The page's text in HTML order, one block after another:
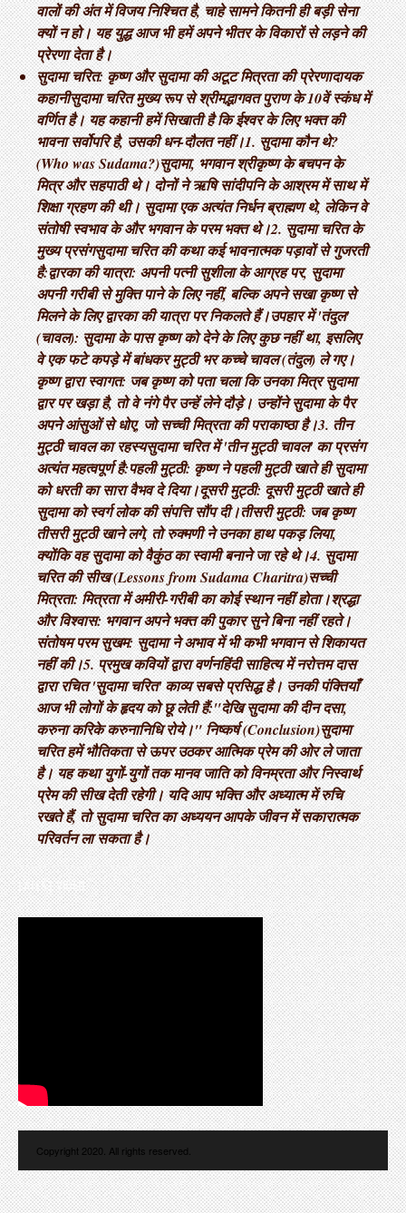
वालों की अंत में विजय निश्चित है, चाहे सामने कितनी ही बड़ी सेना
क्यों न हो। यह युद्ध आज भी हमें अपने भीतर के विकारों से लड़ने की
प्रेरणा देता है।
सुदामा चरित: कृष्ण और सुदामा की अटूट मित्रता की प्रेरणादायक
कहानी ​सुदामा चरित मुख्य रूप से श्रीमद्भागवत पुराण के 10वें स्कंध में
वर्णित है। यह कहानी हमें सिखाती है कि ईश्वर के लिए भक्त की
भावना सर्वोपरि है, उसकी धन-दौलत नहीं। ​1. सुदामा कौन थे?
(Who was Sudama?) ​सुदामा, भगवान श्रीकृष्ण के बचपन के
मित्र और सहपाठी थे। दोनों ने ऋषि सांदीपनि के आश्रम में साथ में
शिक्षा ग्रहण की थी। सुदामा एक अत्यंत निर्धन ब्राह्मण थे, लेकिन वे
संतोषी स्वभाव के और भगवान के परम भक्त थे। ​2. सुदामा चरित के
मुख्य प्रसंग ​सुदामा चरित की कथा कई भावनात्मक पड़ावों से गुजरती
है: ​द्वारका की यात्रा: अपनी पत्नी सुशीला के आग्रह पर, सुदामा
अपनी गरीबी से मुक्ति पाने के लिए नहीं, बल्कि अपने सखा कृष्ण से
मिलने के लिए द्वारका की यात्रा पर निकलते हैं। ​उपहार में 'तंदुल'
(चावल): सुदामा के पास कृष्ण को देने के लिए कुछ नहीं था, इसलिए
वे एक फटे कपड़े में बांधकर मुट्ठी भर कच्चे चावल (तंदुल) ले गए। ​
कृष्ण द्वारा स्वागत: जब कृष्ण को पता चला कि उनका मित्र सुदामा
द्वार पर खड़ा है, तो वे नंगे पैर उन्हें लेने दौड़े। उन्होंने सुदामा के पैर
अपने आंसुओं से धोए, जो सच्ची मित्रता की पराकाष्ठा है। ​3. तीन
मुट्ठी चावल का रहस्य ​सुदामा चरित में 'तीन मुट्ठी चावल' का प्रसंग
अत्यंत महत्वपूर्ण है: ​पहली मुट्ठी: कृष्ण ने पहली मुट्ठी खाते ही सुदामा
को धरती का सारा वैभव दे दिया। ​दूसरी मुट्ठी: दूसरी मुट्ठी खाते ही
सुदामा को स्वर्ग लोक की संपत्ति सौंप दी। ​तीसरी मुट्ठी: जब कृष्ण
तीसरी मुट्ठी खाने लगे, तो रुक्मणी ने उनका हाथ पकड़ लिया,
क्योंकि वह सुदामा को वैकुंठ का स्वामी बनाने जा रहे थे। ​4. सुदामा
चरित की सीख (Lessons from Sudama Charitra) ​सच्ची
मित्रता: मित्रता में अमीरी-गरीबी का कोई स्थान नहीं होता। ​श्रद्धा
और विश्वास: भगवान अपने भक्त की पुकार सुने बिना नहीं रहते। ​
संतोषम परम सुखम: सुदामा ने अभाव में भी कभी भगवान से शिकायत
नहीं की। ​5. प्रमुख कवियों द्वारा वर्णन ​हिंदी साहित्य में नरोत्तम दास
द्वारा रचित 'सुदामा चरित' काव्य सबसे प्रसिद्ध है। उनकी पंक्तियाँ
आज भी लोगों के हृदय को छू लेती हैं: ​"देखि सुदामा की दीन दसा,
करुना करिके करुनानिधि रोये।" निष्कर्ष (Conclusion) ​सुदामा
चरित हमें भौतिकता से ऊपर उठकर आत्मिक प्रेम की ओर ले जाता
है। यह कथा युगों-युगों तक मानव जाति को विनम्रता और निस्वार्थ
प्रेम की सीख देती रहेगी। यदि आप भक्ति और अध्यात्म में रुचि
रखते हैं, तो सुदामा चरित का अध्ययन आपके जीवन में सकारात्मक
परिवर्तन ला सकता है।
LATEST VIDEO
Copyright 2020. All rights reserved.